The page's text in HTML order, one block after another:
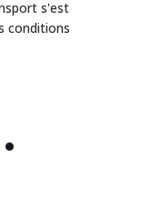
s'est
conditions